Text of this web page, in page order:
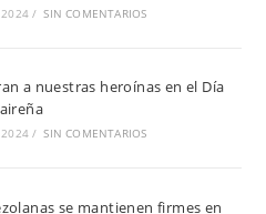
2024 / SIN COMENTARIOS
a nuestras heroínas en el Día
2024 / SIN COMENTARIOS
se mantienen firmes en